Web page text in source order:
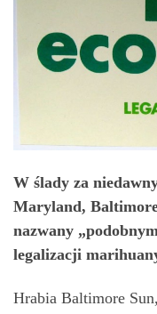
W ślady za
Maryland,
nazwany
legalizacji
Hrabia Baltimore